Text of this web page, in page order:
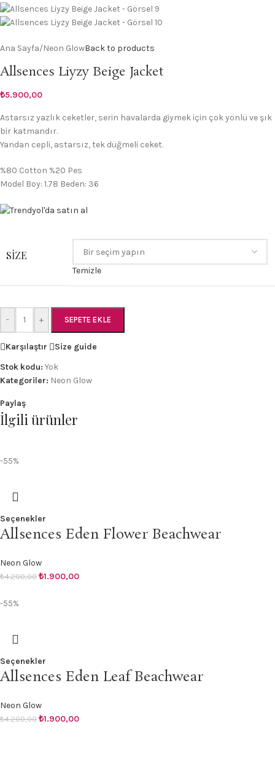
Ana Sayfa/Neon GlowBack to products
Allsences Liyzy Beige Jacket
₺5.900,00
Astarsız yazlık ceketler, serin havalarda giymek için çok yönlü ve şık
bir katmandır.
Yandan cepli, astarsız, tek düğmeli ceket.
%80 Cotton %20 Pes
Model Boy: 1.78 Beden: 36
SIZE
Temizle
- + SEPETE EKLE
Karşılaştır
Size guide
Stok kodu: Yok
Kategoriler: Neon Glow
Paylaş
İlgili ürünler
-55%
Seçenekler
Allsences Eden Flower Beachwear
Neon Glow
₺4.200,00 ₺1.900,00
-55%
Seçenekler
Allsences Eden Leaf Beachwear
Neon Glow
₺4.200,00 ₺1.900,00